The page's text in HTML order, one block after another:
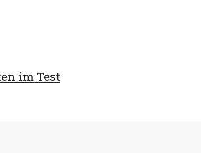
im Test